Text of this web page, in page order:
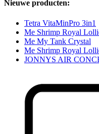
Nieuwe producten:
Tetra VitaMinPro 3in1
Me Shrimp Royal
Me My Tank Crystal
Me Shrimp Royal
JONNYS AIR